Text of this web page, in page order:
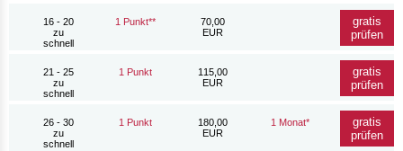
16 - 20
zu
schnell
1 Punkt**
70,00
EUR
gratis
prüfen
21 - 25
zu
schnell
1 Punkt
115,00
EUR
gratis
prüfen
26 - 30
zu
schnell
1 Punkt
180,00
EUR
1 Monat*
gratis
prüfen